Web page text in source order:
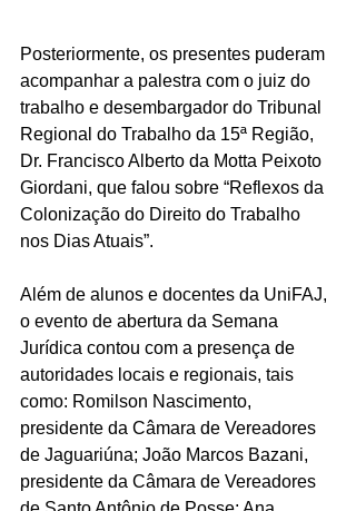
Posteriormente, os presentes puderam
acompanhar a palestra com o juiz do
trabalho e desembargador do Tribunal
Regional do Trabalho da 15ª Região,
Dr. Francisco Alberto da Motta Peixoto
Giordani, que falou sobre “Reflexos da
Colonização do Direito do Trabalho
nos Dias Atuais”.
Além de alunos e docentes da UniFAJ,
o evento de abertura da Semana
Jurídica contou com a presença de
autoridades locais e regionais, tais
como: Romilson Nascimento,
presidente da Câmara de Vereadores
de Jaguariúna; João Marcos Bazani,
presidente da Câmara de Vereadores